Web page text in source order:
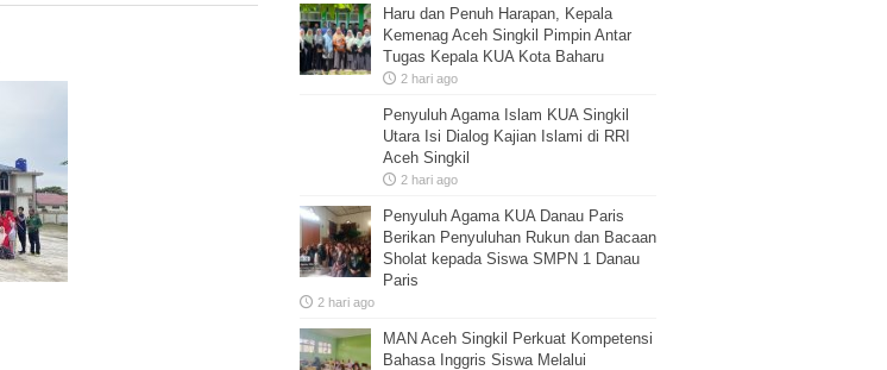
Haru dan Penuh Harapan, Kepala
Kemenag Aceh Singkil Pimpin Antar
Tugas Kepala KUA Kota Baharu
2 hari ago
Penyuluh Agama Islam KUA Singkil
Utara Isi Dialog Kajian Islami di RRI
Aceh Singkil
2 hari ago
Penyuluh Agama KUA Danau Paris
Berikan Penyuluhan Rukun dan Bacaan
Sholat kepada Siswa SMPN 1 Danau
Paris
2 hari ago
MAN Aceh Singkil Perkuat Kompetensi
Bahasa Inggris Siswa Melalui